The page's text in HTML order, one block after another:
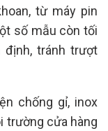
từ máy pin
số mẫu còn tối
tránh trượt
chống gỉ, inox
trường cửa hàng